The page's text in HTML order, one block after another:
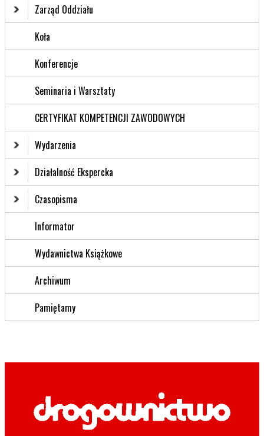
Zarząd Oddziału
Koła
Konferencje
Seminaria i Warsztaty
CERTYFIKAT KOMPETENCJI ZAWODOWYCH
Wydarzenia
Działalność Ekspercka
Czasopisma
Informator
Wydawnictwa Książkowe
Archiwum
Pamiętamy